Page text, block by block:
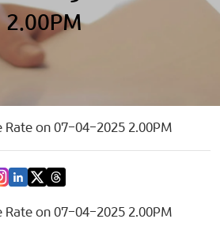
Rate on 07-04-2025 2.00PM
Rate on 07-04-2025 2.00PM